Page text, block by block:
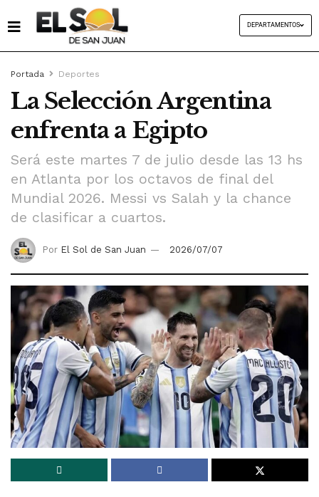
DEPARTAMENTOS
Portada Deportes
La Selección Argentina
enfrenta a Egipto
Será este martes 7 de julio desde las 13 hs
en Atlanta por los octavos de final del
Mundial 2026. Messi vs Salah y la chance
de clasificar a cuartos.
Por El Sol de San Juan 2026/07/07